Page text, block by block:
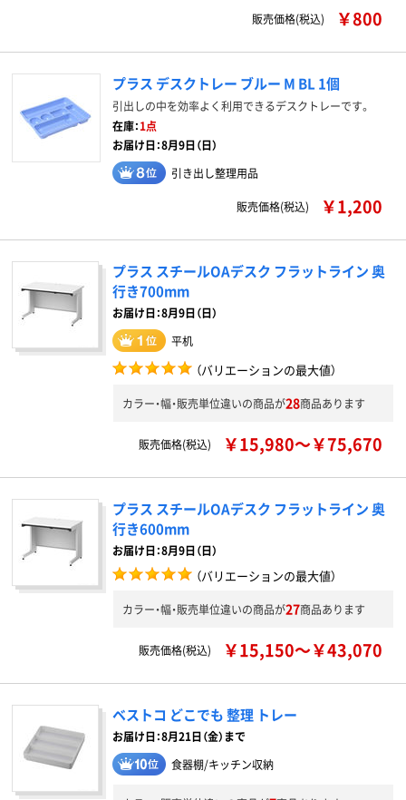
販売価格(税込) ￥800
プラス デスクトレー ブルー M BL 1個
引出しの中を効率よく利用できるデスクトレーです。
在庫：1点
お届け日：8月9日（日）
引き出し整理用品
販売価格(税込) ￥1,200
プラス スチールOAデスク フラットライン 奥
行き700mm
お届け日：8月9日（日）
平机
（バリエーションの最大値）
カラー・幅・販売単位違いの商品が28商品あります
販売価格(税込) ￥15,980～￥75,670
プラス スチールOAデスク フラットライン 奥
行き600mm
お届け日：8月9日（日）
（バリエーションの最大値）
カラー・幅・販売単位違いの商品が27商品あります
販売価格(税込) ￥15,150～￥43,070
ベストコ どこでも 整理 トレー
お届け日：8月21日（金）まで
食器棚/キッチン収納